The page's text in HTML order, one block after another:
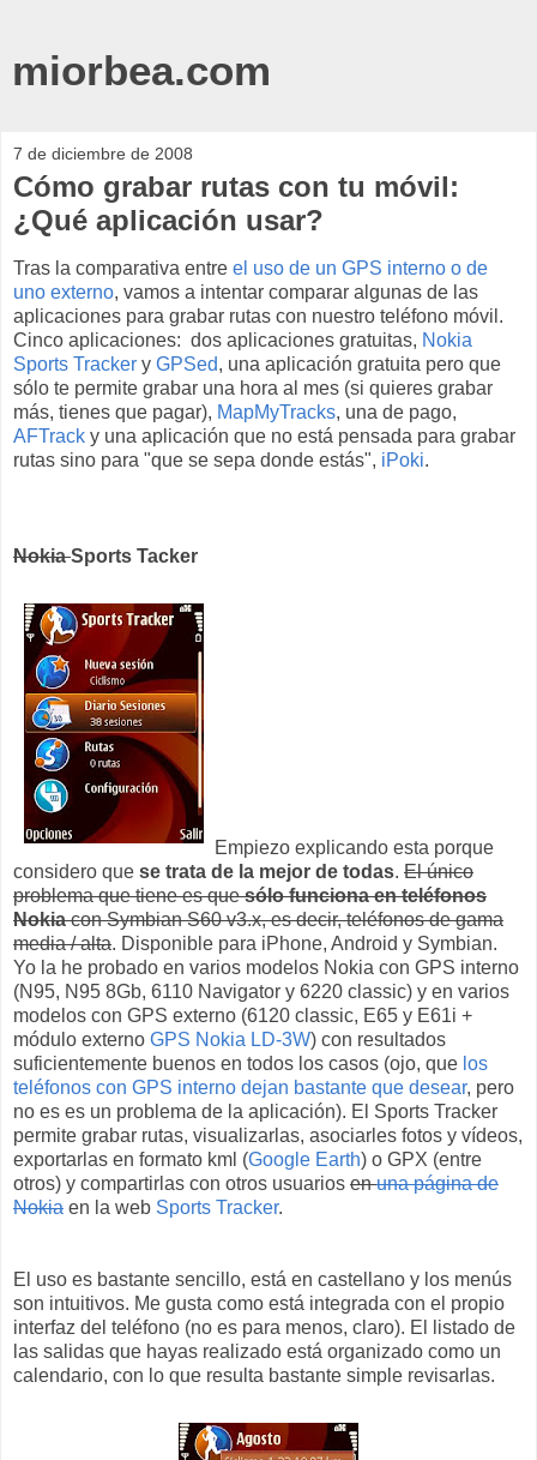
miorbea.com
7 de diciembre de 2008
Cómo grabar rutas con tu móvil:
¿Qué aplicación usar?
Tras la comparativa entre el uso de un GPS interno o de
uno externo, vamos a intentar comparar algunas de las
aplicaciones para grabar rutas con nuestro teléfono móvil.
Cinco aplicaciones: dos aplicaciones gratuitas, Nokia
Sports Tracker y GPSed, una aplicación gratuita pero que
sólo te permite grabar una hora al mes (si quieres grabar
más, tienes que pagar), MapMyTracks, una de pago,
AFTrack y una aplicación que no está pensada para grabar
rutas sino para "que se sepa donde estás", iPoki.
NokiaSports Tacker
Empiezo explicando esta porque
considero que se trata de la mejor de todas. El único
problema que tiene es quesólo funciona en teléfonos
Nokiacon Symbian S60 v3.x, es decir, teléfonos de gama
media / alta. Disponible para iPhone, Android y Symbian.
Yo la he probado en varios modelos Nokia con GPS interno
(N95, N95 8Gb, 6110 Navigator y 6220 classic) y en varios
modelos con GPS externo (6120 classic, E65 y E61i +
módulo externo GPS Nokia LD-3W) con resultados
suficientemente buenos en todos los casos (ojo, que los
teléfonos con GPS interno dejan bastante que desear, pero
no es es un problema de la aplicación). El Sports Tracker
permite grabar rutas, visualizarlas, asociarles fotos y vídeos,
exportarlas en formato kml (Google Earth) o GPX (entre
otros) y compartirlas con otros usuarios enuna página de
Nokia en la web Sports Tracker.
El uso es bastante sencillo, está en castellano y los menús
son intuitivos. Me gusta como está integrada con el propio
interfaz del teléfono (no es para menos, claro). El listado de
las salidas que hayas realizado está organizado como un
calendario, con lo que resulta bastante simple revisarlas.